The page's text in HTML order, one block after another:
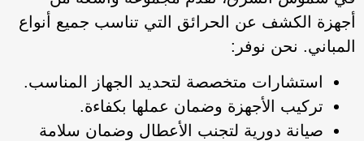
أجهزة الكشف عن الحرائق التي تناسب جميع أنواع
المباني. نحن نوفر:
استشارات متخصصة لتحديد الجهاز المناسب.
تركيب الأجهزة وضمان عملها بكفاءة.
صيانة دورية لتجنب الأعطال وضمان سلامة